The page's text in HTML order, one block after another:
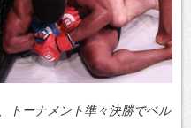
トーナメント準々決勝でベル